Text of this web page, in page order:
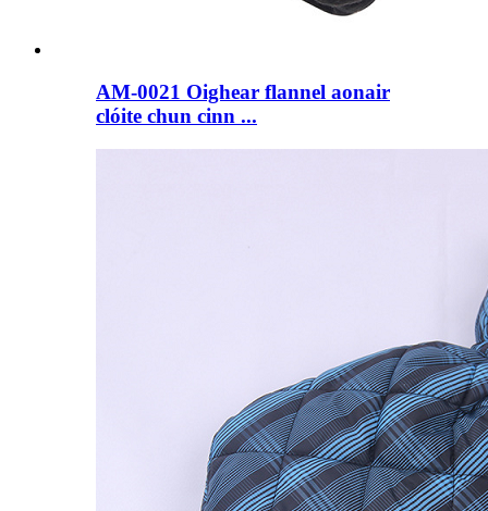
AM-0021 Oighear flannel aonair
clóite chun cinn ...